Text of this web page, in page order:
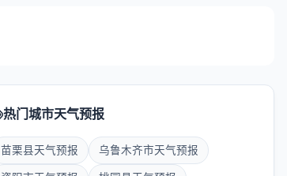
热门城市天气预报
苗栗县天气预报 乌鲁木齐市天气预报